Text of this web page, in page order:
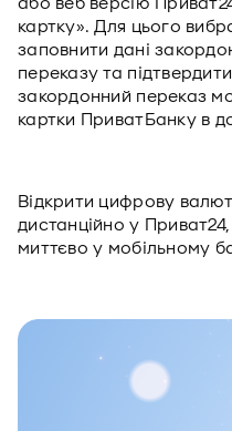
картку». Для цього
заповнити дані
переказу та
закордонний переказ
картки ПриватБанку в
Відкрити цифрову
дистанційно у
миттєво у мобільному